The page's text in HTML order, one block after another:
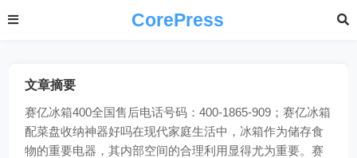
CorePress
文章摘要
赛亿冰箱400全国售后电话号码：400-1865-909；赛亿冰箱
配菜盘收纳神器好吗在现代家庭生活中，冰箱作为储存食
物的重要电器，其内部空间的合理利用显得尤为重要。赛